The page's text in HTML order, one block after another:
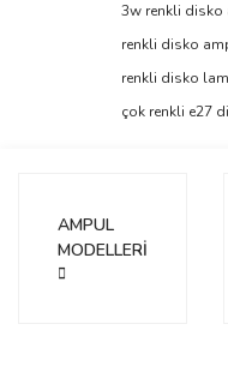
Ürün resmi kalitesiz,
Ürün açıklamasında
Ürün bilgilerinde
3w renkli disko
renkli disko
renkli disko
çok renkli e27
AMPUL
MODELLERİ